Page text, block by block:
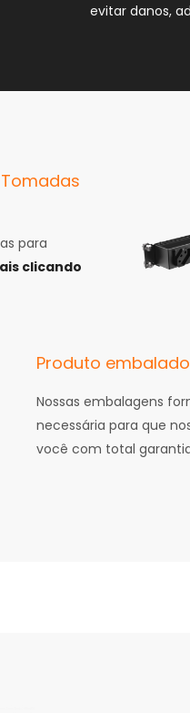
evitar danos,
para
clicando
Produto
Nossas embalagens
necessária para que
você com total